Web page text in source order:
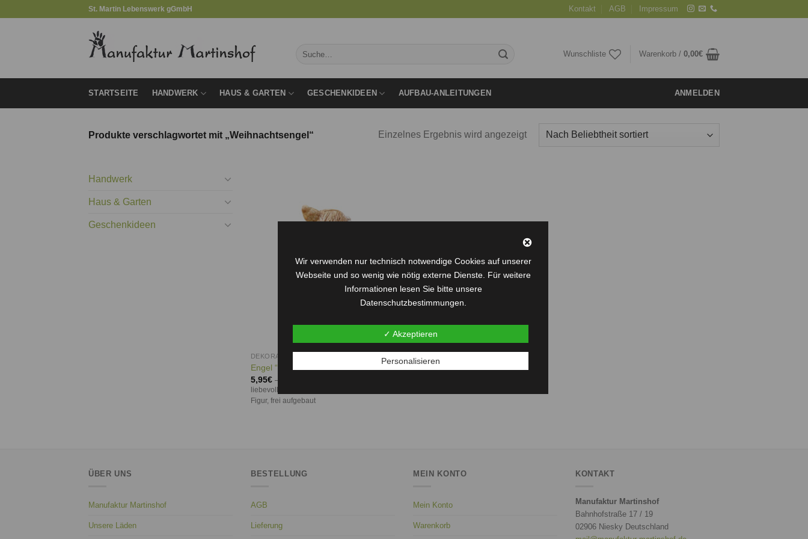
St. Martin Lebenswerk gGmbH Kontakt AGB Impressum
Wunschliste Warenkorb / 0,00€
STARTSEITE HANDWERK HAUS & GARTEN GESCHENKIDEEN AUFBAU-ANLEITUNGEN ANMELDEN
Produkte verschlagwortet mit „Weihnachtsengel“ Einzelnes Ergebnis wird angezeigt
Handwerk
Haus & Garten
Geschenkideen
DEKORATION
Engel “Ilona”
5,95€–
liebevoll und detailliert gestaltete Engel-
Figur, frei aufgebaut
ÜBER UNS
Manufaktur Martinshof
Unsere Läden
BESTELLUNG
AGB
Lieferung
MEIN KONTO
Mein Konto
Warenkorb
KONTAKT
Manufaktur Martinshof
Bahnhofstraße 17 / 19
02906 Niesky Deutschland
Wir verwenden nur technisch notwendige Cookies auf unserer
Webseite und so wenig wie nötig externe Dienste. Für weitere
Informationen lesen Sie bitte unsere
Datenschutzbestimmungen.
✓ Akzeptieren
Personalisieren